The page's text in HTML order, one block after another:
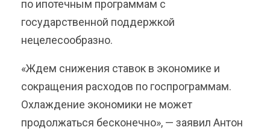
по ипотечным программам с
государственной поддержкой
нецелесообразно.
«Ждем снижения ставок в экономике и
сокращения расходов по госпрограммам.
Охлаждение экономики не может
продолжаться бесконечно», — заявил Антон